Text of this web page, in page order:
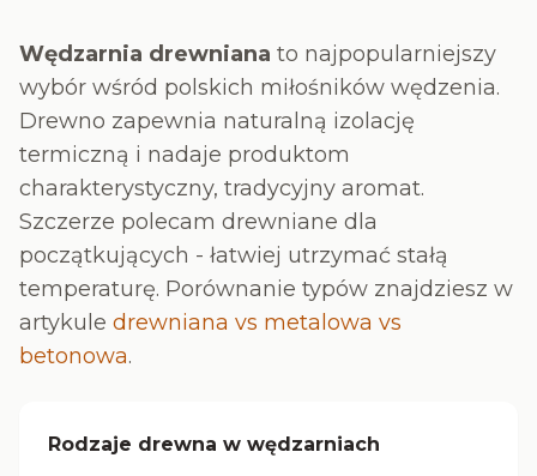
Wędzarnia drewniana to najpopularniejszy
wybór wśród polskich miłośników wędzenia.
Drewno zapewnia naturalną izolację
termiczną i nadaje produktom
charakterystyczny, tradycyjny aromat.
Szczerze polecam drewniane dla
początkujących - łatwiej utrzymać stałą
temperaturę. Porównanie typów znajdziesz w
artykule drewniana vs metalowa vs
betonowa.
Rodzaje drewna w wędzarniach